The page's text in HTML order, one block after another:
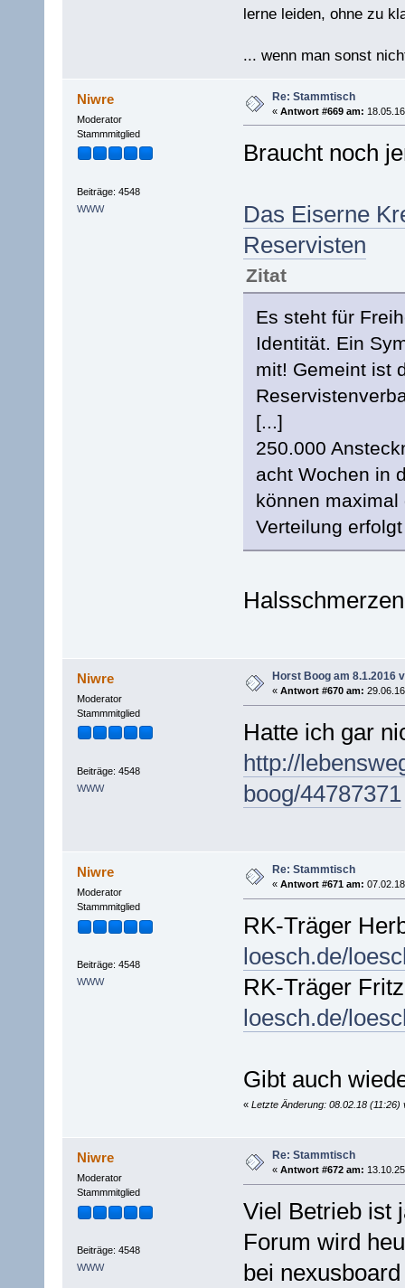
lerne leiden, ohne zu
... wenn man sonst
Niwre
Moderator
Stammmitglied
Beiträge: 4548
WWW
Re: Stammtisch
« Antwort #669 am:
Braucht noch
Das Eiserne
Reservisten
Zitat
Es steht für
Identität. Ein
mit! Gemeint ist
[...]
250.000
acht Wochen in
können
Verteilung
Niwre
Moderator
Stammmitglied
Beiträge: 4548
WWW
Horst Boog am 8.1.2016
« Antwort #670 am:
Hatte ich gar
http://
boog/44787371
Niwre
Moderator
Stammmitglied
Beiträge: 4548
WWW
Re: Stammtisch
« Antwort #671 am:
RK-Träger
loesch.de/
RK-Träger
loesch.de/
Gibt auch
« Letzte Änderung: 08.02.18 (11:26)
Niwre
Moderator
Stammmitglied
Beiträge: 4548
WWW
Re: Stammtisch
« Antwort #672 am:
Viel Betrieb ist
Forum wird
bei